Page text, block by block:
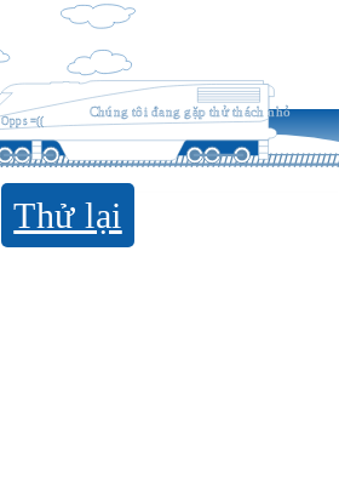
Opps =((
Chúng tôi đang gặp thử thách nhỏ
Thử lại